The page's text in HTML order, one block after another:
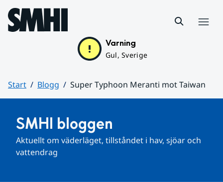
Hoppa till sidans innehåll
Varning
Gul, Sverige
Start Blogg
Super Typhoon Meranti mot Taiwan
SMHI bloggen
Aktuellt om väderläget, tillståndet i hav, sjöar och
vattendrag